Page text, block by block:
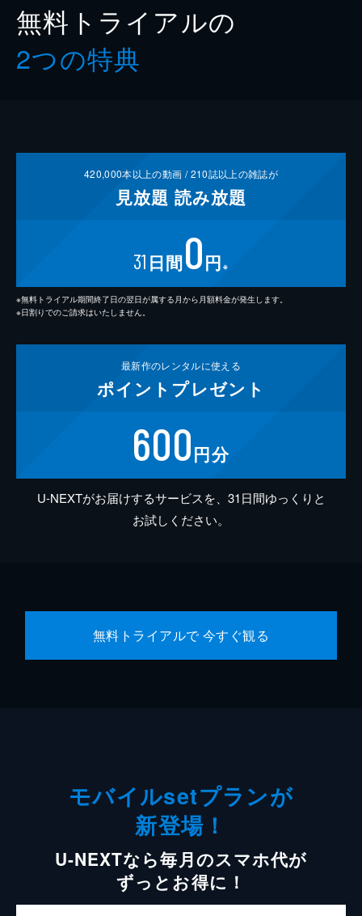
無料トライアルの
2つの特典
420,000本以上の動画 /210誌以上の雑誌が
見放題 読み放題
31 日間0円 ※
※無料トライアル期間終了日の翌日が属する月から月額料金が発生します。
※日割りでのご請求はいたしません。
最新作のレンタルに使える
ポイント プレゼント
600円分
U-NEXTがお届けするサービスを、31日間ゆっくりと
お試しください。
無料トライアルで 今すぐ観る
モバイルsetプランが
新登場！
U-NEXTなら毎月のスマホ代が
ずっとお得に！